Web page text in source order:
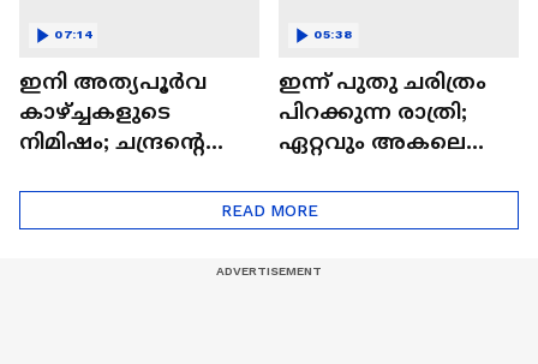
ഇനി അത്യപൂര്‍വ
കാഴ്ച്ചകളുടെ
നിമിഷം; ചന്ദ്രന്റെ
ഒറിയോണിന്റെ യാത്ര
ആരംഭിച്ചു
07:14
ഇന്ന് പുതു ചരിത്രം
പിറക്കുന്ന രാത്രി;
ഏറ്റവും അകലെ
05:38
READ MORE